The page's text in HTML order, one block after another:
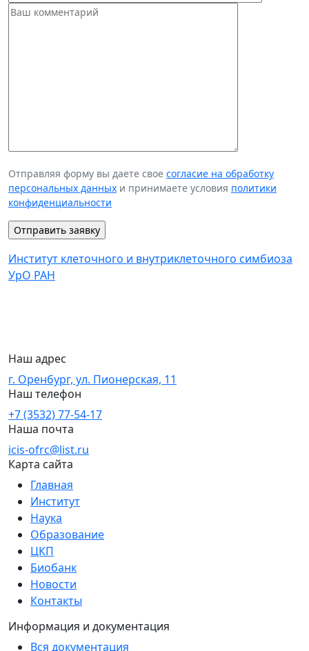
Отправляя форму вы даете свое согласие на обработку
персональных данных и принимаете условия политики
конфиденциальности
Институт клеточного и внутриклеточного симбиоза
УрО РАН
Наш адрес
г. Оренбург, ул. Пионерская, 11
Наш телефон
+7 (3532) 77-54-17
Наша почта
icis-ofrc@list.ru
Карта сайта
Главная
Институт
Наука
Образование
ЦКП
Биобанк
Новости
Контакты
Информация и документация
Вся документация